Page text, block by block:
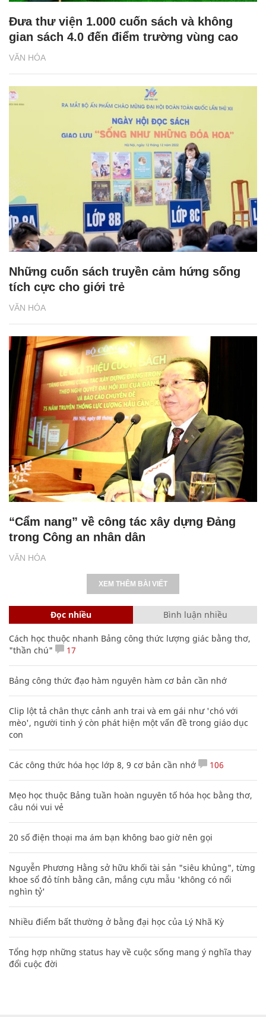
VĂN HÓA
Đưa thư viện 1.000 cuốn sách và không
gian sách 4.0 đến điểm trường vùng cao
VĂN HÓA
Những cuốn sách truyền cảm hứng sống
tích cực cho giới trẻ
VĂN HÓA
“Cẩm nang” về công tác xây dựng Đảng
trong Công an nhân dân
XEM THÊM BÀI VIẾT
Đọc nhiều Bình luận nhiều
Cách học thuộc nhanh Bảng công thức lượng giác bằng thơ,
"thần chú"
17
Bảng công thức đạo hàm nguyên hàm cơ bản cần nhớ
Clip lột tả chân thực cảnh anh trai và em gái như 'chó với
mèo', người tinh ý còn phát hiện một vấn đề trong giáo dục
con
Các công thức hóa học lớp 8, 9 cơ bản cần nhớ 106
Mẹo học thuộc Bảng tuần hoàn nguyên tố hóa học bằng thơ,
câu nói vui vẻ
20 số điện thoại ma ám bạn không bao giờ nên gọi
Nguyễn Phương Hằng sở hữu khối tài sản "siêu khủng", từng
khoe sổ đỏ tính bằng cân, mắng cựu mẫu 'không có nổi
nghìn tỷ'
Nhiều điểm bất thường ở bằng đại học của Lý Nhã Kỳ
Tổng hợp những status hay về cuộc sống mang ý nghĩa thay
đổi cuộc đời